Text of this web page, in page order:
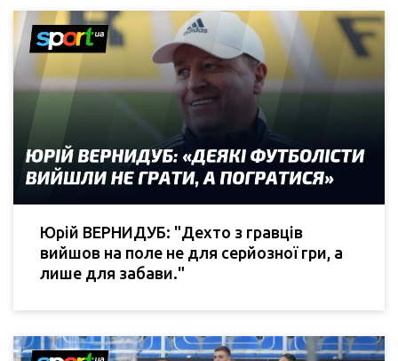
Юрій ВЕРНИДУБ: "Дехто з гравців
вийшов на поле не для серйозної гри, а
лише для забави."